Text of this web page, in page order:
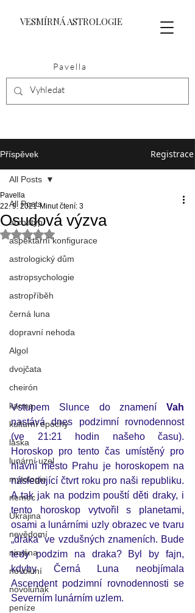
VESMÍRNÁ ASTROLOGIE
Pavella
Příspěvek Registrace
All Posts
archetyp
aspektární konfigurace
astrologický dům
astropsychologie
astropříběh
černá luna
dopravní nehoda
Algol
dvojčata
cheirón
karma
kulturní epochy
láska
lunární uzel
mytologie
nemoc
Ukrajina
nevědomí
nirvána
novoluní
novoluňák
peníze
All Posts
Osudová výzva
Pavella
22. 9. 2021 Minut čtení: 3
Hodnoceno NaN z 5 hvězdiček.
Vstupem Slunce do znamení Vah
nastává dnes podzimní rovnodennost
(ve 21:21 hodin našeho času).
Horoskop pro tento čas umístěný pro
hlavní město Prahu je horoskopem na
následující čtvrt roku pro naši republiku.
A tak jak na podzim pouští děti draky, i
tento horoskop vytvořil s planetami,
osami a lunárními uzly obrazec ve tvaru
„draka“ ve vzdušných znameních. Bude
tedy podzim na draka? Byl by fajn,
kdyby Černá Luna neobjímala
Ascendent podzimní rovnodennosti se
Severním lunárním uzlem.